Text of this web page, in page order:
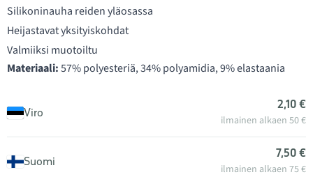
Silikoninauha reiden yläosassa
Heijastavat yksityiskohdat
Valmiiksi muotoiltu
Materiaali:57% polyesteriä, 34% polyamidia, 9% elastaania
Viro
2,10 €
ilmainen alkaen 50 €
Suomi
7,50 €
ilmainen alkaen 75 €